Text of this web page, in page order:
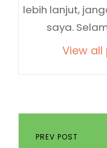
lebih lanjut,
saya.
View all
pos
Previous
PREV POST